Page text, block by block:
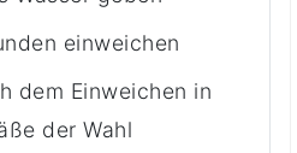
einweichen
dem Einweichen in
der Wahl